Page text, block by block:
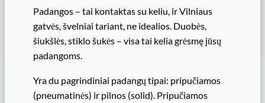
Padangos – tai kontaktas su keliu, ir Vilniaus
gatvės, švelniai tariant, ne idealios. Duobės,
šiukšlės, stiklo šukės – visa tai kelia grėsmę jūsų
padangoms.
Yra du pagrindiniai padangų tipai: pripučiamos
(pneumatinės) ir pilnos (solid). Pripučiamos